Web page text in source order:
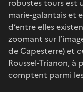
marie-galantais et
d’entre elles
zoomant sur
de Capesterre) et
Roussel-Trianon,
comptent parmi